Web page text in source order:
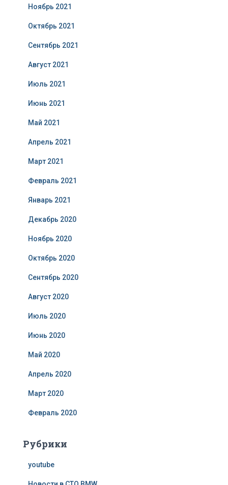
Ноябрь 2021
Октябрь 2021
Сентябрь 2021
Август 2021
Июль 2021
Июнь 2021
Май 2021
Апрель 2021
Март 2021
Февраль 2021
Январь 2021
Декабрь 2020
Ноябрь 2020
Октябрь 2020
Сентябрь 2020
Август 2020
Июль 2020
Июнь 2020
Май 2020
Апрель 2020
Март 2020
Февраль 2020
Рубрики
youtube